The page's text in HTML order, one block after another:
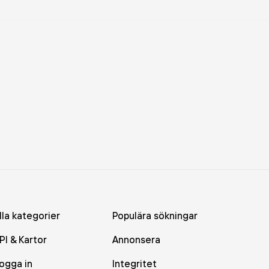
kategorier
Populära sökningar
& Kartor
Annonsera
in
Integritet